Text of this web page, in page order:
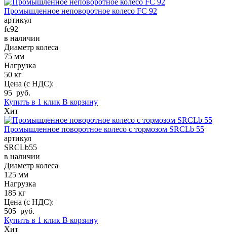
Промышленное неповоротное колесо FC 92
артикул
fc92
в наличии
Диаметр колеса
75 мм
Нагрузка
50 кг
Цена (с НДС):
95 руб.
Купить в 1 клик В корзину
Хит
Промышленное поворотное колесо с тормозом SRCLb 55
артикул
SRCLb55
в наличии
Диаметр колеса
125 мм
Нагрузка
185 кг
Цена (с НДС):
505 руб.
Купить в 1 клик В корзину
Хит